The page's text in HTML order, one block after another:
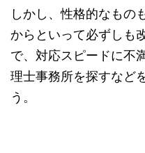
しかし、性格的なもの
からといって必ずしも
で、対応スピードに不
理士事務所を探すなど
う。